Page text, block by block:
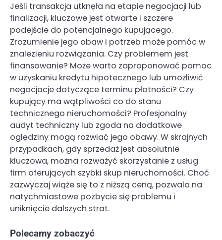
Jeśli transakcja utknęła na etapie negocjacji lub
finalizacji, kluczowe jest otwarte i szczere
podejście do potencjalnego kupującego.
Zrozumienie jego obaw i potrzeb może pomóc w
znalezieniu rozwiązania. Czy problemem jest
finansowanie? Może warto zaproponować pomoc
w uzyskaniu kredytu hipotecznego lub umożliwić
negocjacje dotyczące terminu płatności? Czy
kupujący ma wątpliwości co do stanu
technicznego nieruchomości? Profesjonalny
audyt techniczny lub zgoda na dodatkowe
oględziny mogą rozwiać jego obawy. W skrajnych
przypadkach, gdy sprzedaż jest absolutnie
kluczowa, można rozważyć skorzystanie z usług
firm oferujących szybki skup nieruchomości. Choć
zazwyczaj wiąże się to z niższą ceną, pozwala na
natychmiastowe pozbycie się problemu i
uniknięcie dalszych strat.
Polecamy zobaczyć